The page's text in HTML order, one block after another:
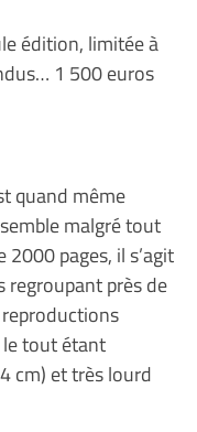
édition, limitée à
1 500 euros
quand même
malgré tout
pages, il s’agit
regroupant près de
le tout étant
cm) et très lourd